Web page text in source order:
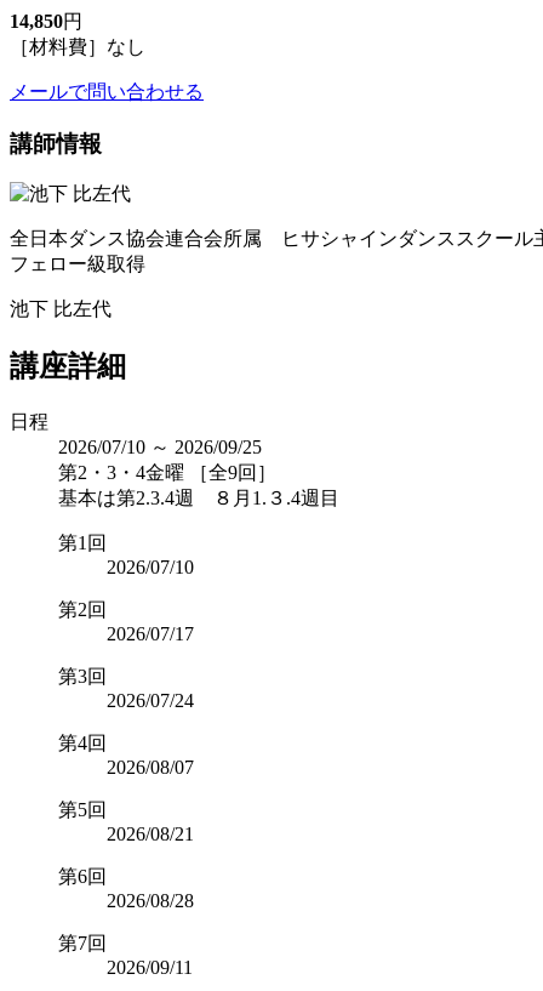
14,850円
［材料費］なし
メールで問い合わせる
講師情報
全日本ダンス協会連合会所属 ヒサシャインダンススクール
フェロー級取得
池下 比左代
講座詳細
日程
2026/07/10 ～ 2026/09/25
第2・3・4金曜 ［全9回］
基本は第2.3.4週 ８月1.３.4週目
第1回
2026/07/10
第2回
2026/07/17
第3回
2026/07/24
第4回
2026/08/07
第5回
2026/08/21
第6回
2026/08/28
第7回
2026/09/11